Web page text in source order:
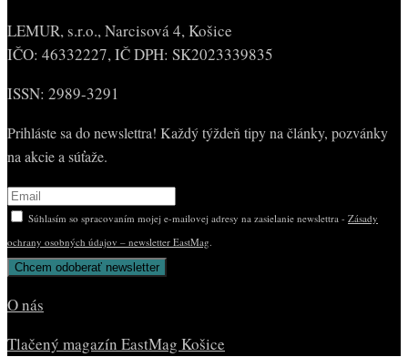
LEMUR, s.r.o., Narcisová 4, Košice
IČO: 46332227, IČ DPH: SK2023339835
ISSN: 2989-3291
Prihláste sa do newslettra! Každý týždeň tipy na články, pozvánky
na akcie a súťaže.
Súhlasím so spracovaním mojej e-mailovej adresy na zasielanie newslettra - Zásady
ochrany osobných údajov – newsletter EastMag.
O nás
Tlačený magazín EastMag Košice